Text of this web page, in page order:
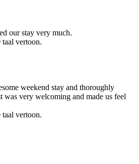
our stay very much.
vertoon.
weekend stay and thoroughly
was very welcoming and made us feel
vertoon.